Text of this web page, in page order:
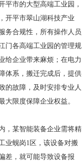
平市的大型高端工业园，
开平市翠山湖科技产业
务合规性，所有操作人员
门各高端工业园的管理规
给企业带来麻烦；在电力
体系，搬迁完成后，提供
的故障，及时安排专业人
大限度保障企业权益。
，某智能装备企业需将精
业蚬岗1区，该设备对搬
差，就可能导致设备报